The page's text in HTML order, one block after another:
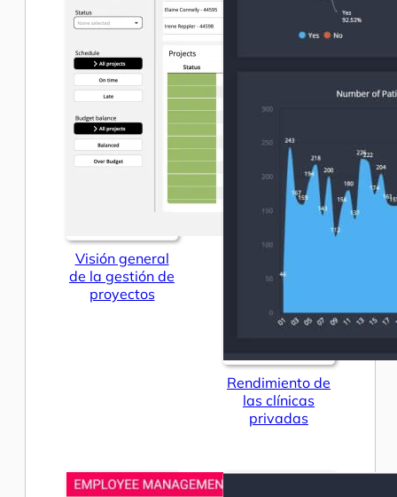
Visión general
de la gestión de
proyectos
Rendimiento de
las clínicas
privadas